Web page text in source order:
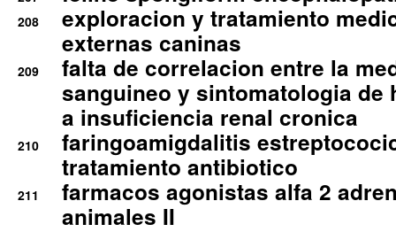
208
exploracion y tratamiento
externas caninas
209
falta de correlacion entre la
sanguineo y sintomatologia de
a insuficiencia renal cronica
210
faringoamigdalitis
tratamiento antibiotico
211
farmacos agonistas alfa 2
animales II